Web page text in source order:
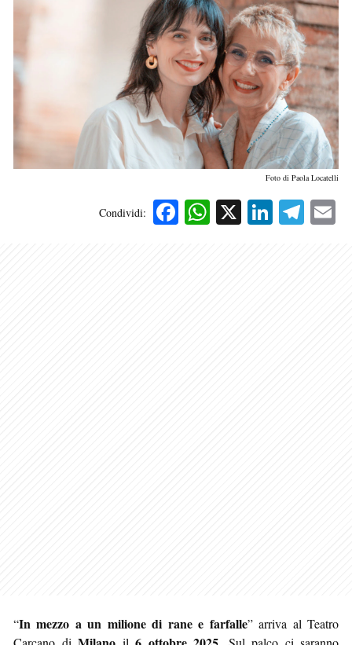
Foto di Paola Locatelli
Condividi: Facebook
WhatsApp
X
“In mezzo a un milione di rane e farfalle” arriva al Teatro